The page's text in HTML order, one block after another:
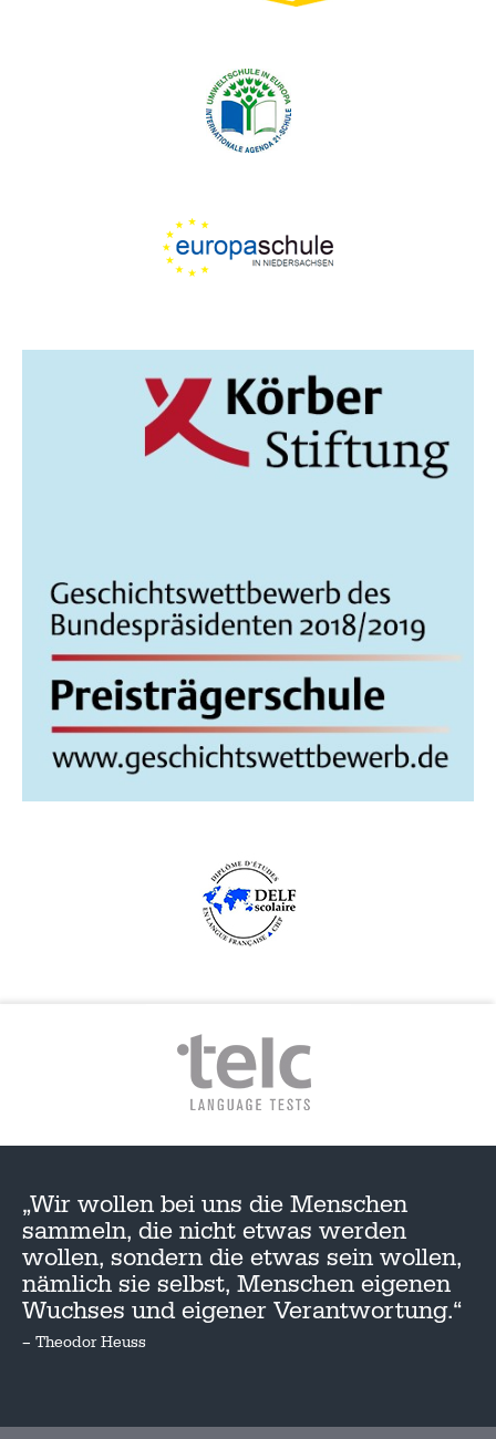
„Wir wollen bei uns die Menschen
sammeln, die nicht etwas werden
wollen, sondern die etwas sein wollen,
nämlich sie selbst, Menschen eigenen
Wuchses und eigener Verantwortung.“
– Theodor Heuss